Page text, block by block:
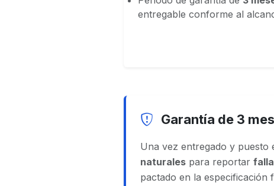
entregable conforme al
Garantía de 3
Una vez entregado y puesto
naturales para reportar
pactado en la especificación